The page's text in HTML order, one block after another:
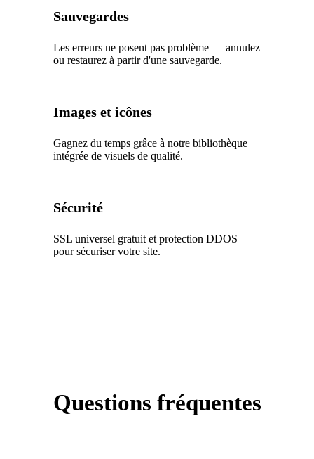
Sauvegardes
Les erreurs ne posent pas problème — annulez
ou restaurez à partir d'une sauvegarde.
Images et icônes
Gagnez du temps grâce à notre bibliothèque
intégrée de visuels de qualité.
Sécurité
SSL universel gratuit et protection DDOS
pour sécuriser votre site.
Questions fréquentes